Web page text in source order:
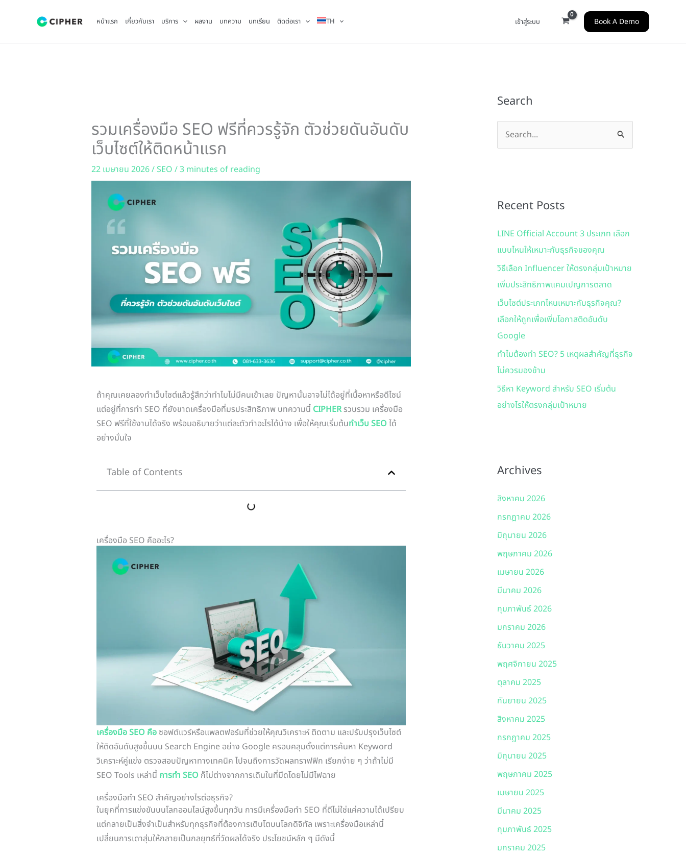
หน้าแรก เกี่ยวกับเรา บริการ ผลงาน บทความ บทเรียน ติดต่อเรา TH เข้าสู่ระบบ Book A Demo
รวมเครื่องมือ SEO ฟรีที่ควรรู้จัก ตัวช่วยดันอันดับ
เว็บไซต์ให้ติดหน้าแรก
22 เมษายน 2026/SEO /3 minutes of reading
ถ้าคุณเคยลองทำเว็บไซต์แล้วรู้สึกว่าทำไมไม่มีคนเข้าเลย ปัญหานั้นอาจไม่ได้อยู่ที่เนื้อหาหรือดีไซน์
แต่อยู่ที่การทำ SEO ที่ยังขาดเครื่องมือที่มรประสิทธิภาพ บทความนี้ CIPHERรวบรวม เครื่องมือ
SEO ฟรีที่ใช้งานได้จริง พร้อมอธิบายว่าแต่ละตัวทำอะไรได้บ้าง เพื่อให้คุณเริ่มต้นทำเว็บ SEO ได้
อย่างมั่นใจ
Table of Contents
เครื่องมือ SEO คืออะไร?
เครื่องมือ SEO คือซอฟต์แวร์หรือแพลตฟอร์มที่ช่วยให้คุณวิเคราะห์ ติดตาม และปรับปรุงเว็บไซต์
ให้ติดอันดับสูงขึ้นบน Search Engine อย่าง Google ครอบคลุมตั้งแต่การค้นหา Keyword
วิเคราะห์คู่แข่ง ตรวจสอบปัญหาทางเทคนิค ไปจนถึงการวัดผลทราฟฟิก เรียกง่าย ๆ ว่าถ้าไม่มี
SEO Tools เหล่านี้ การทำ SEO ก็ไม่ต่างจากการเดินในที่มืดโดยไม่มีไฟฉาย
เครื่องมือทำ SEO สำคัญอย่างไรต่อธุรกิจ?
ในยุคที่การแข่งขันบนโลกออนไลน์สูงขึ้นทุกวัน การมีเครื่องมือทำ SEO ที่ดีไม่ใช่แค่ความได้เปรียบ
แต่กลายเป็นสิ่งจำเป็นสำหรับทุกธุรกิจที่ต้องการเติบโตบนโลกดิจิทัล เพราะเครื่องมือเหล่านี้
เปลี่ยนการเดาสุ่มให้กลายเป็นกลยุทธ์ที่วัดผลได้จริง ประโยชน์หลัก ๆ มีดังนี้
Search
e
c
f
o
r
:
Recent Posts
LINE Official Account 3 ประเภท เลือก
แบบไหนให้เหมาะกับธุรกิจของคุณ
วิธีเลือก Influencer ให้ตรงกลุ่มเป้าหมาย
เพิ่มประสิทธิภาพแคมเปญการตลาด
เว็บไซต์ประเภทไหนเหมาะกับธุรกิจคุณ?
เลือกให้ถูกเพื่อเพิ่มโอกาสติดอันดับ
Google
ทำไมต้องทำ SEO? 5 เหตุผลสำคัญที่ธุรกิจ
ไม่ควรมองข้าม
วิธีหา Keyword สำหรับ SEO เริ่มต้น
อย่างไรให้ตรงกลุ่มเป้าหมาย
Archives
สิงหาคม 2026
กรกฎาคม 2026
มิถุนายน 2026
พฤษภาคม 2026
เมษายน 2026
มีนาคม 2026
กุมภาพันธ์ 2026
มกราคม 2026
ธันวาคม 2025
พฤศจิกายน 2025
ตุลาคม 2025
กันยายน 2025
สิงหาคม 2025
กรกฎาคม 2025
มิถุนายน 2025
พฤษภาคม 2025
เมษายน 2025
มีนาคม 2025
กุมภาพันธ์ 2025
มกราคม 2025